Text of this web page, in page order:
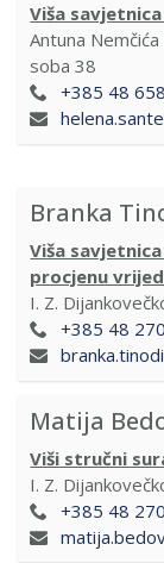
Viša
Antuna
soba 38
+385 48
Branka
Viša
procjenu
I. Z.
+385 48
Matija
Viši stručni
I. Z.
+385 48